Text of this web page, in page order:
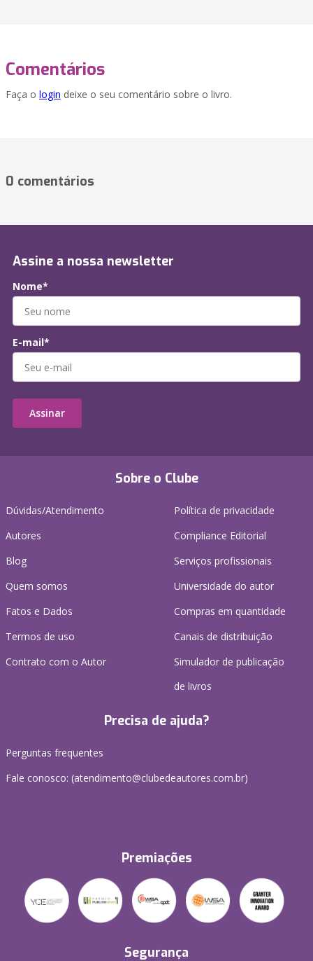
Comentários
Faça o login deixe o seu comentário sobre o livro.
0 comentários
Sobre o Clube
Dúvidas/Atendimento
Autores
Blog
Quem somos
Fatos e Dados
Termos de uso
Contrato com o Autor
Política de privacidade
Compliance Editorial
Serviços profissionais
Universidade do autor
Compras em quantidade
Canais de distribuição
Simulador de publicação
de livros
Precisa de ajuda?
Perguntas frequentes
Fale conosco: (atendimento@clubedeautores.com.br)
Premiações
Segurança
Assine a nossa newsletter
Nome*
E-mail*
Assinar